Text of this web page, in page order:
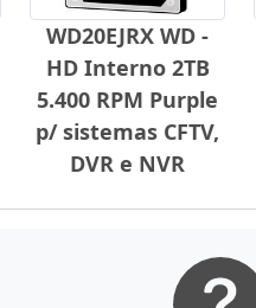
WD20EJRX WD -
HD Interno 2TB
5.400 RPM Purple
p/ sistemas CFTV,
DVR e NVR